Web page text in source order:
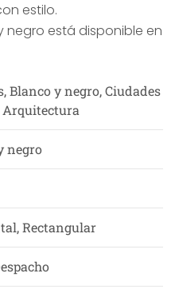
estilo.
negro está disponible en
Blanco y negro, Ciudades
Arquitectura
negro
Rectangular